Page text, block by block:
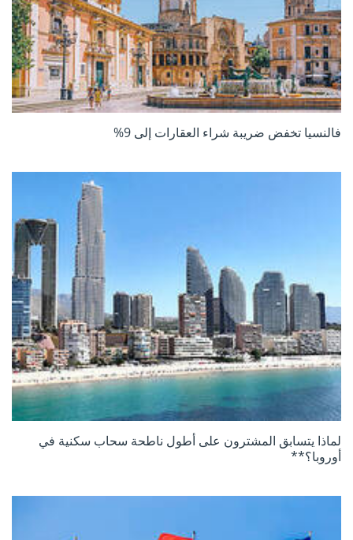
فالنسيا تخفض ضريبة شراء العقارات إلى 9%
لماذا يتسابق المشترون على أطول ناطحة سحاب سكنية في
أوروبا؟**